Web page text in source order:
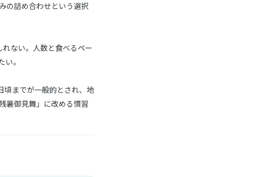
Amazonはこちら
の詰め合わせという選択
ない。人数と食べるペー
。
頃までが一般的とされ、地
暑御見舞」に改める慣習